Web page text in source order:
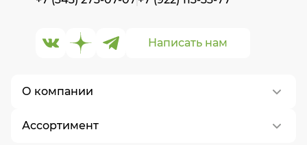
О компании
О нас
Ассортимент
Написать нам